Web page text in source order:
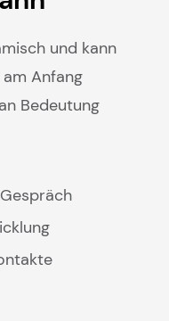
und kann
Anfang
Bedeutung